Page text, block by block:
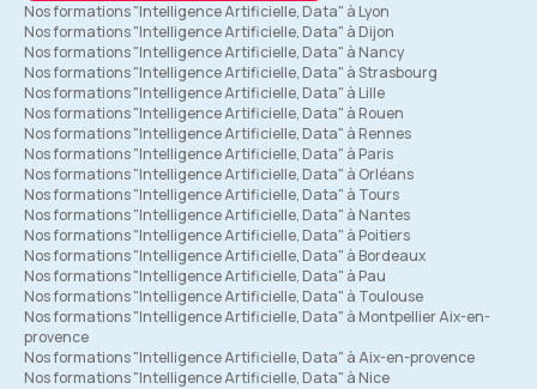
Nos formations "Intelligence Artificielle, Data" à Lyon
Nos formations "Intelligence Artificielle, Data" à Dijon
Nos formations "Intelligence Artificielle, Data" à Nancy
Nos formations "Intelligence Artificielle, Data" à Strasbourg
Nos formations "Intelligence Artificielle, Data" à Lille
Nos formations "Intelligence Artificielle, Data" à Rouen
Nos formations "Intelligence Artificielle, Data" à Rennes
Nos formations "Intelligence Artificielle, Data" à Paris
Nos formations "Intelligence Artificielle, Data" à Orléans
Nos formations "Intelligence Artificielle, Data" à Tours
Nos formations "Intelligence Artificielle, Data" à Nantes
Nos formations "Intelligence Artificielle, Data" à Poitiers
Nos formations "Intelligence Artificielle, Data" à Bordeaux
Nos formations "Intelligence Artificielle, Data" à Pau
Nos formations "Intelligence Artificielle, Data" à Toulouse
Nos formations "Intelligence Artificielle, Data" à Montpellier Aix-en-
provence
Nos formations "Intelligence Artificielle, Data" à Aix-en-provence
Nos formations "Intelligence Artificielle, Data" à Nice